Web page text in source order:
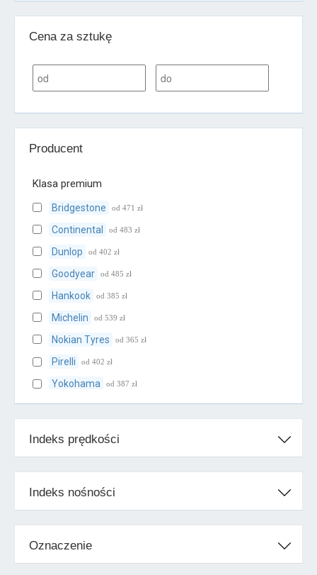
Cena za sztukę
Producent
Klasa premium
Bridgestone od 471 zł
Continental od 483 zł
Dunlop od 402 zł
Goodyear od 485 zł
Hankook od 385 zł
Michelin od 539 zł
Nokian Tyres od 365 zł
Pirelli od 402 zł
Yokohama od 387 zł
Klasa średnia
BFGoodrich od 421 zł
Falken od 358 zł
Firestone od 387 zł
Indeks prędkości
Indeks nośności
Oznaczenie